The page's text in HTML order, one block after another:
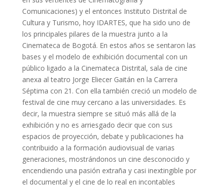
Comunicaciones) y el entonces Instituto Distrital de
Cultura y Turismo, hoy IDARTES, que ha sido uno de
los principales pilares de la muestra junto a la
Cinemateca de Bogotá. En estos años se sentaron las
bases y el modelo de exhibición documental con un
público ligado a la Cinemateca Distrital, sala de cine
anexa al teatro Jorge Eliecer Gaitán en la Carrera
Séptima con 21. Con ella también creció un modelo de
festival de cine muy cercano a las universidades. Es
decir, la muestra siempre se situó más allá de la
exhibición y no es arriesgado decir que con sus
espacios de proyección, debate y publicaciones ha
contribuido a la formación audiovisual de varias
generaciones, mostrándonos un cine desconocido y
encendiendo una pasión extraña y casi inextingible por
el documental y el cine de lo real en incontables